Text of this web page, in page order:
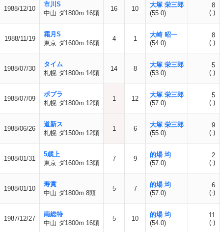
1988/12/10
市川S
中山 ダ1800m 16頭
16 10
大塚 栄三郎
(55.0)
8
(-)
1988/11/19
霜月S
東京 ダ1600m 16頭
4 1
大崎 昭一
(54.0)
8
(-)
1988/07/30
タイム
札幌 ダ1800m 14頭
14 8
大塚 栄三郎
(53.0)
5
(-)
1988/07/09
ポプラ
札幌 ダ1800m 12頭
1 12
大塚 栄三郎
(57.0)
5
(-)
1988/06/26
道新ス
札幌 ダ1500m 12頭
1 6
大塚 栄三郎
(55.0)
9
(-)
1988/01/31
5歳上
東京 ダ1600m 13頭
7 9
的場 均
(57.0)
2
(-)
1988/01/10
寿賞
中山 ダ1800m 8頭
5 7
的場 均
(57.0)
6
(-)
1987/12/27
南総特
中山 ダ1800m 16頭
5 10
的場 均
(54.0)
11
(-)